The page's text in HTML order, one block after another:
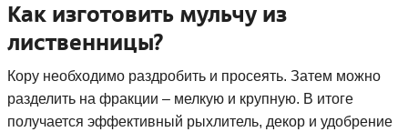
Как изготовить мульчу из
лиственницы?
Кору необходимо раздробить и просеять. Затем можно
разделить на фракции – мелкую и крупную. В итоге
получается эффективный рыхлитель, декор и удобрение